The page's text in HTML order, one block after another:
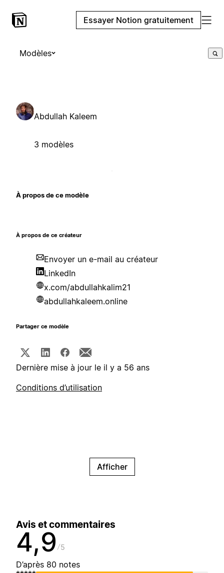
Essayer Notion gratuitement
Modèles
Abdullah Kaleem
3 modèles
À propos de ce modèle
À propos de ce créateur
Envoyer un e-mail au créateur
LinkedIn
x.com/abdullahkalim21
abdullahkaleem.online
Partager ce modèle
Dernière mise à jour le il y a 56 ans
Conditions d’utilisation
Afficher
Avis et commentaires
4,9 5
D’après 80 notes